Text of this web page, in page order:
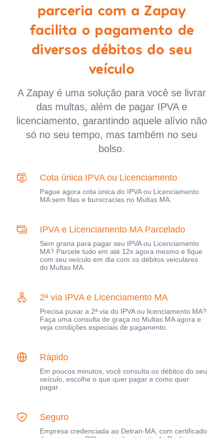
parceria com a Zapay
facilita o pagamento de
diversos débitos do seu
veículo
A Zapay é uma solução para você se livrar
das multas, além de pagar IPVA e
licenciamento, garantindo aquele alívio não
só no seu tempo, mas também no seu
bolso.
Cota única IPVA ou Licenciamento
Pague agora cota única do IPVA ou Licenciamento
MA sem filas e burocracias no Multas MA.
IPVA e Licenciamento MA Parcelado
Sem grana para pagar seu IPVA ou Licenciamento
MA? Parcele tudo em até 12x agora mesmo e fique
com seu veículo em dia com os débitos veiculares
do Multas MA.
2ª via IPVA e Licenciamento MA
Precisa puxar a 2ª via do IPVA ou licenciamento MA?
Faça uma consulta de graça no Multas MA agora e
veja condições especiais de pagamento.
Rápido
Em poucos minutos, você consulta os débitos do seu
veículo, escolhe o que quer pagar e como quer
pagar.
Seguro
Empresa credenciada ao Detran-MA, com certificado